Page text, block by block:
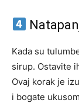
Kada su
sirup. Ostavite
Ovaj korak je
i bogate